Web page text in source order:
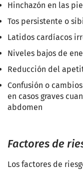
Hinchazón en las
Tos persistente o
Latidos cardíacos
Niveles bajos de
Reducción del
Confusión o
en casos graves
abdomen
Factores de
Los factores de